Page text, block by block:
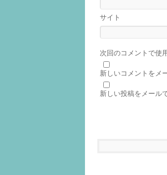
サイト
次回のコメントで使
新しいコメントをメ
新しい投稿をメール